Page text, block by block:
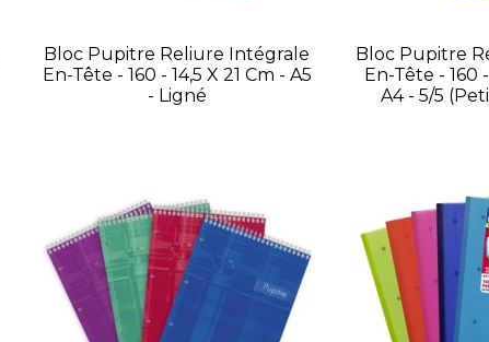
Bloc Pupitre Reliure Intégrale
En-Tête - 160 - 14,5 X 21 Cm - A5
- Ligné
Bloc Pupitre
En-Tête - 160
A4 - 5/5